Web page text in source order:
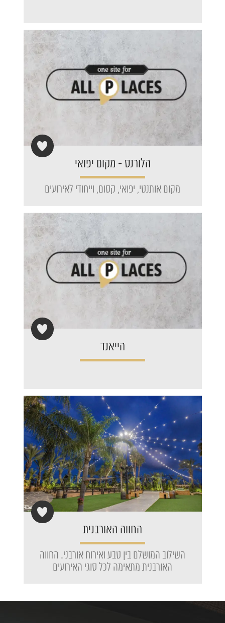
הלורנס - מקום יפואי
מקום אותנטי, יפואי, קסום, וייחודי לאירועים
הייאנד
החווה האורבנית
השילוב המושלם בין טבע ואירוח אורבני. החווה
האורבנית מתאימה לכל סוגי האירועים